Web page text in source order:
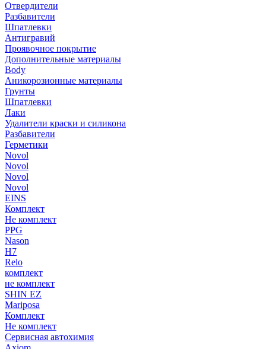
Отвердители
Разбавители
Шпатлевки
Антигравий
Проявочное покрытие
Дополнительные материалы
Body
Аникорозионные материалы
Грунты
Шпатлевки
Лаки
Удалители краски и силикона
Разбавители
Герметики
Novol
Novol
Novol
Novol
EINS
Комплект
Не комплект
PPG
Nason
H7
Relo
комплект
не комплект
SHIN EZ
Mariposa
Комплект
Не комплект
Сервисная автохимия